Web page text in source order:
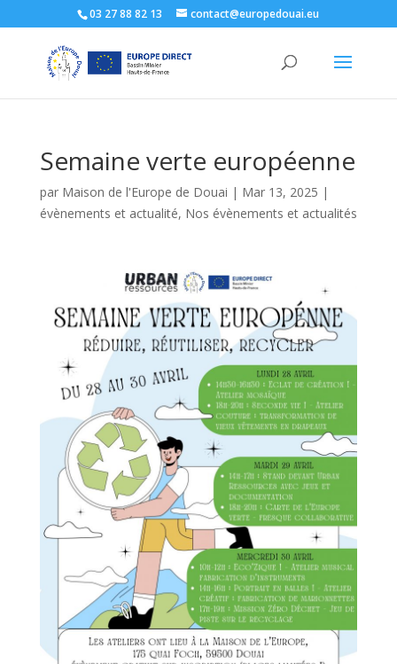
03 27 88 82 13 contact@europedouai.eu
Semaine verte européenne
par Maison de l'Europe de Douai | Mar 13, 2025 |
évènements et actualité, Nos évènements et actualités